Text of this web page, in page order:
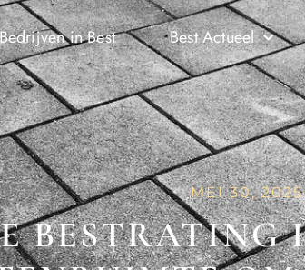
in Best Best Actueel
MEI 30, 2025
BESTRATING